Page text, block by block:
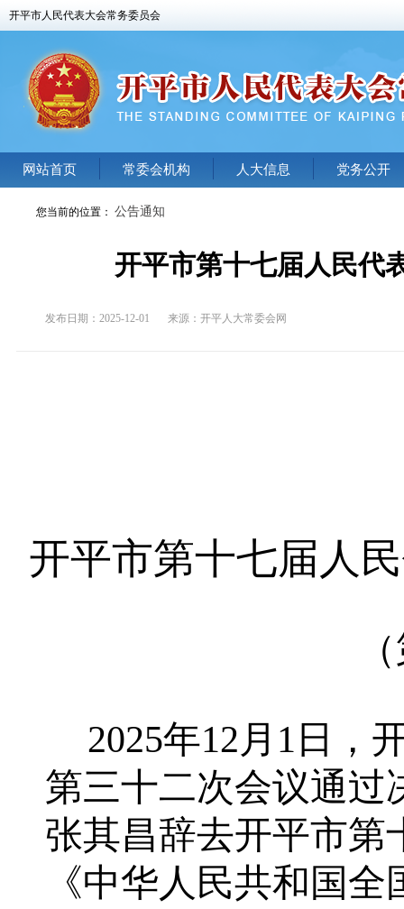
开平市人民代表大会常务委员会
网站首页 常委会机构 人大信息 党务公开
您当前的位置： 公告通知
开平市第十七届人民代
发布日期：2025-12-01 来源： 开平人大常委会网
开平市第十七届人
2025年12月 1 日，
第三十二次会议通过
张其昌辞去开平市第
《中华人民共和国